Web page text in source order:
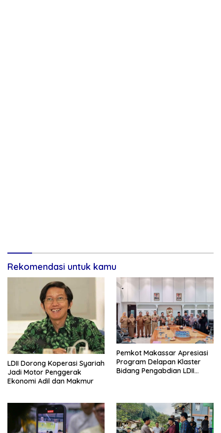
Rekomendasi untuk kamu
LDII Dorong Koperasi Syariah
Jadi Motor Penggerak
Ekonomi Adil dan Makmur
Pemkot Makassar Apresiasi
Program Delapan Klaster
Bidang Pengabdian LDII